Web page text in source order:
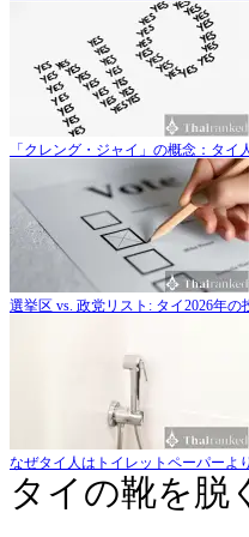
「クレング・ジャイ」の概念：タ
選挙区 vs. 政党リスト: タイ2026年の
なぜタイ人はトイレットペーパーよ
タイの靴を脱